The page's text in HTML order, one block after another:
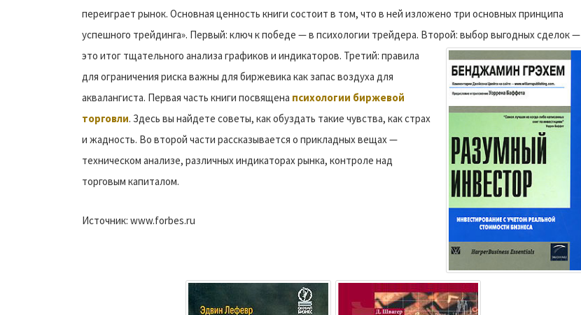
переиграет рынок. Основная ценность книги состоит в том, что в ней изложено три основных принципа
успешного трейдинга». Первый: ключ к победе — в психологии трейдера. Второй: выбор выгодных сделок —
это итог тщательного анализа графиков и индикаторов. Третий: правила
для ограничения риска важны для биржевика как запас воздуха для
аквалангиста. Первая часть книги посвящена психологии биржевой
торговли. Здесь вы найдете советы, как обуздать такие чувства, как страх
и жадность. Во второй части рассказывается о прикладных вещах —
техническом анализе, различных индикаторах рынка, контроле над
торговым капиталом.
Источник: www.forbes.ru